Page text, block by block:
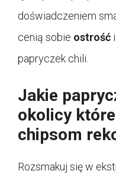
doświadczeniem
cenią sobie ostrość
papryczek chili.
Jakie
okolicy
chipsom
Rozsmakuj się w